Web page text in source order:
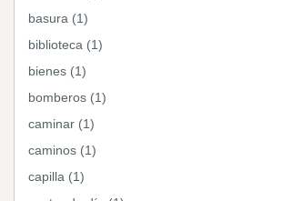
basura (1)
biblioteca (1)
bienes (1)
bomberos (1)
caminar (1)
caminos (1)
capilla (1)